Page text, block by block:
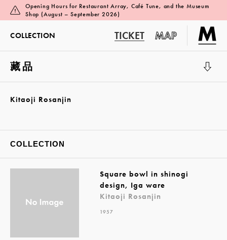
Opening Hours for Restaurant Array, Café Tune, and the Museum
Shop (August – September 2026)
COLLECTION TICKET MAP
藏品
Kitaoji Rosanjin
COLLECTION
Square bowl in shinogi
design, Iga ware
Kitaoji Rosanjin
1957